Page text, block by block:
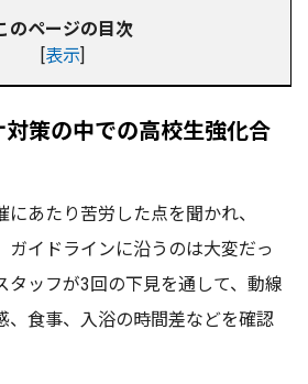
のページの目次
[表示]
策の中での高校生強化合
あたり苦労した点を聞かれ、
ガイドラインに沿うのは大変だっ
タッフが3回の下見を通して、動線
、食事、入浴の時間差などを確認